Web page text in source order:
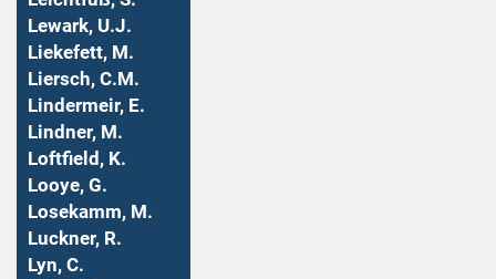
Lewark, U.J.
Liekefett, M.
Liersch, C.M.
Lindermeir, E.
Lindner, M.
Loftfield, K.
Looye, G.
Losekamm, M.
Luckner, R.
Lyn, C.